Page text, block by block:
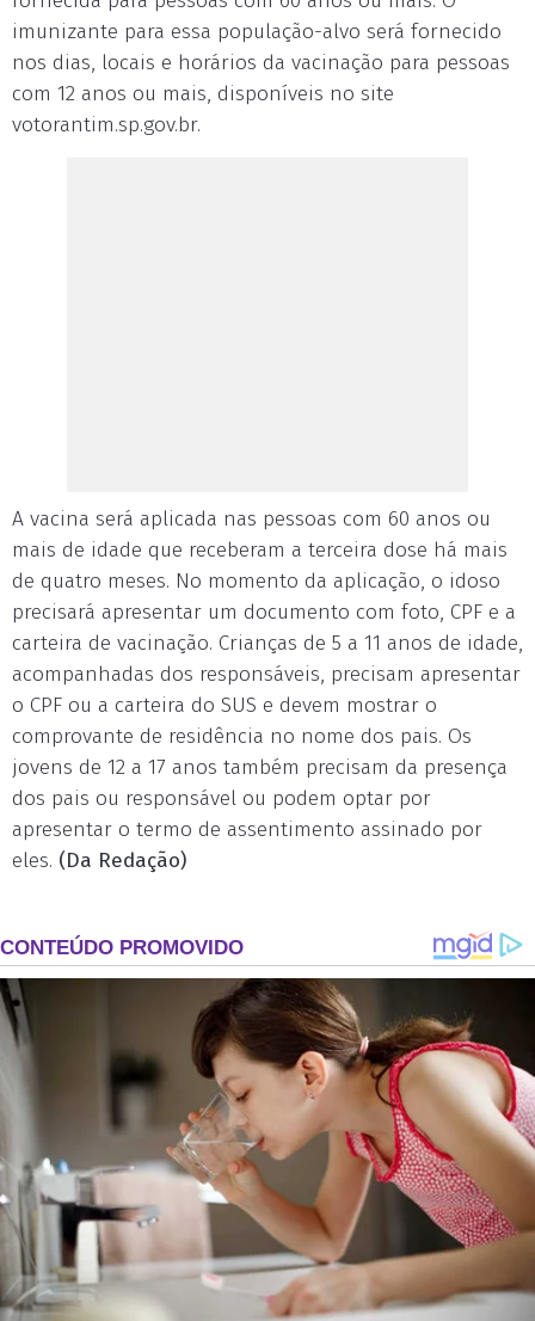
imunizante para essa população-alvo será fornecido
nos dias, locais e horários da vacinação para pessoas
com 12 anos ou mais, disponíveis no site
votorantim.sp.gov.br.
A vacina será aplicada nas pessoas com 60 anos ou
mais de idade que receberam a terceira dose há mais
de quatro meses. No momento da aplicação, o idoso
precisará apresentar um documento com foto, CPF e a
carteira de vacinação. Crianças de 5 a 11 anos de idade,
acompanhadas dos responsáveis, precisam apresentar
o CPF ou a carteira do SUS e devem mostrar o
comprovante de residência no nome dos pais. Os
jovens de 12 a 17 anos também precisam da presença
dos pais ou responsável ou podem optar por
apresentar o termo de assentimento assinado por
eles. (Da Redação)